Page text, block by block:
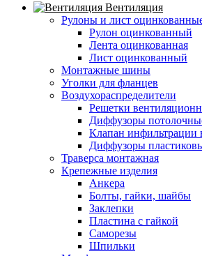
Вентиляция
Рулоны и лист
Рулон оцинкованный
Лента оцинкованная
Лист оцинкованный
Монтажные шины
Уголки для фланцев
Воздухораспределители
Решетки
Диффузоры
Клапан инфильтрации
Диффузоры
Траверса монтажная
Крепежные изделия
Анкера
Болты, гайки, шайбы
Заклепки
Пластина с гайкой
Саморезы
Шпильки